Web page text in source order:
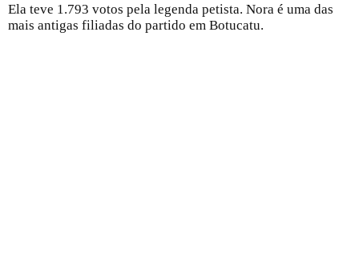
Ela teve 1.793 votos pela legenda petista. Nora é uma das
mais antigas filiadas do partido em Botucatu.